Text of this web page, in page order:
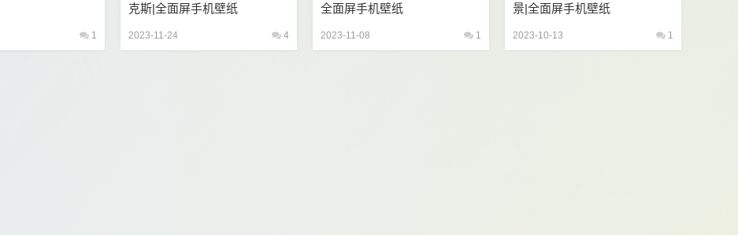
1
克斯|全面屏手机壁纸
2023-11-24 4
全面屏手机壁纸
2023-11-08 1
景|全面屏手机壁纸
2023-10-13 1